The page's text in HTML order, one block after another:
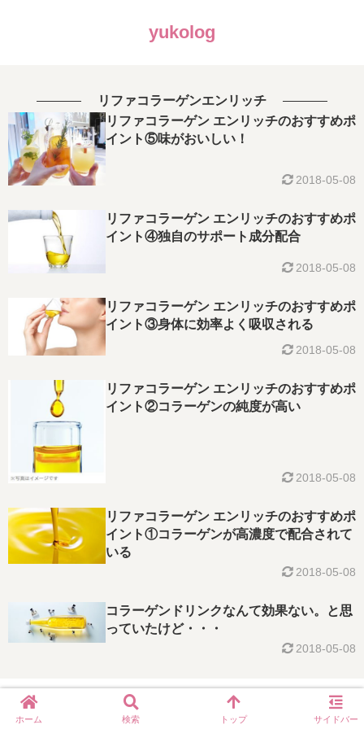
yukolog
リファコラーゲンエンリッチ
リファコラーゲン エンリッチのおすすめポ
イント⑤味がおいしい！
2018-05-08
リファコラーゲン エンリッチのおすすめポ
イント④独自のサポート成分配合
2018-05-08
リファコラーゲン エンリッチのおすすめポ
イント③身体に効率よく吸収される
2018-05-08
リファコラーゲン エンリッチのおすすめポ
イント②コラーゲンの純度が高い
2018-05-08
リファコラーゲン エンリッチのおすすめポ
イント①コラーゲンが高濃度で配合されて
いる
2018-05-08
コラーゲンドリンクなんて効果ない。と思
っていたけど・・・
2018-05-08
ホーム 検索 トップ サイドバー